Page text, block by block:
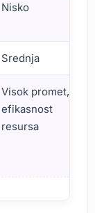
Nisko
Srednja
Visok promet,
efikasnost
resursa